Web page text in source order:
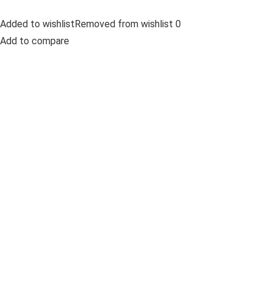
Added to wishlistRemoved from wishlist 0
Add to compare